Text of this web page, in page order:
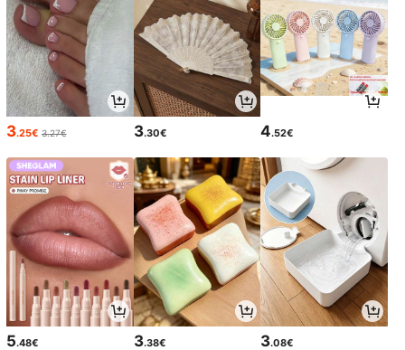
3.25€ 3.27€ 3.30€ 4.52€
5.48€ 3.38€ 3.08€